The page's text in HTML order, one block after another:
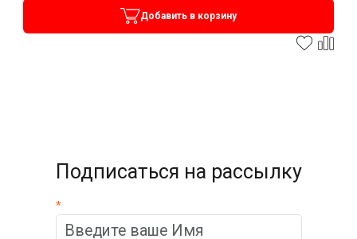
Добавить в корзину
Подписаться на рассылку
*